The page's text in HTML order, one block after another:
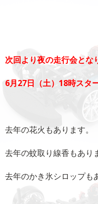
次回より夜の走行会とな
6月27日（土）18時スタ
去年の花火もあります。
去年の蚊取り線香もあり
去年のかき氷シロップも